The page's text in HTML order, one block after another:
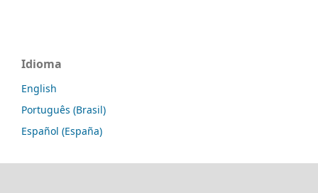
Idioma
English
Português (Brasil)
Español (España)